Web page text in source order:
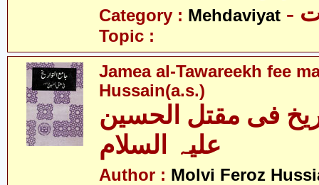
Category : Mehdaviyat
Topic :
Jamea al-Tawareekh fee
Hussain(a.s.)
فی مقتل الحسین
علیہ السلام
Author : Molvi Feroz